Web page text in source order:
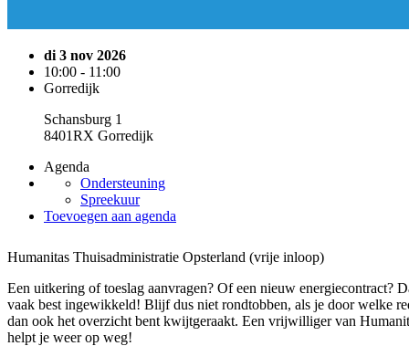
di 3 nov 2026
10:00 - 11:00
Gorredijk
Schansburg 1
8401RX Gorredijk
Agenda
Ondersteuning
Spreekuur
Toevoegen aan agenda
Humanitas Thuisadministratie Opsterland (vrije inloop)
Een uitkering of toeslag aanvragen? Of een nieuw energiecontract?
vaak best ingewikkeld! Blijf dus niet rondtobben, als je door welke
dan ook het overzicht bent kwijtgeraakt. Een vrijwilliger van
helpt je weer op weg!